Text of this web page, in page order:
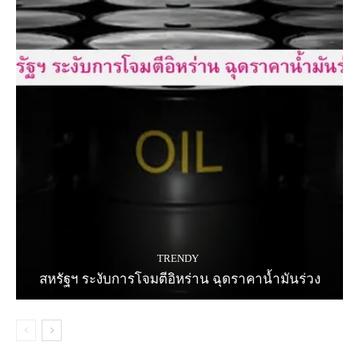
TRENDY
สหรัฐฯ ระงับการโจมตีอิหร่าน ฉุดราคาน้ำมันร่วง